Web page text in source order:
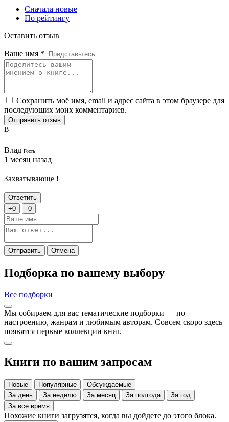
Сначала новые
По рейтингу
Оставить отзыв
Ваше имя *
Сохранить моё имя, email и адрес сайта в этом браузере для
последующих моих комментариев.
Отправить отзыв
В
Влад Гость
1 месяц назад
Захватывающе !
Ответить
+0 -0
Отправить Отмена
Подборка по вашему выбору
Все подборки
Мы собираем для вас тематические подборки — по
настроению, жанрам и любимым авторам. Совсем скоро здесь
появятся первые коллекции книг.
Книги по вашим запросам
Новые Популярные
Обсуждаемые
За день
За неделю За месяц За полгода
За год
За все время
Похожие книги загрузятся, когда вы дойдете до этого блока.